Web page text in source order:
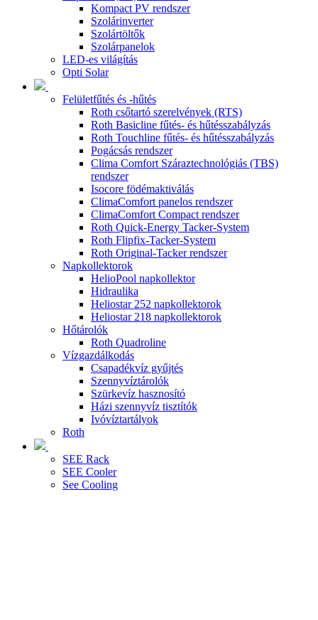
Kompact PV rendszer
Szolárinverter
Szolártöltők
Szolárpanelok
LED-es világítás
Opti Solar
Felületfűtés és -hűtés
Roth csőtartó szerelvények (RTS)
Roth Basicline fűtés- és hűtésszabályzás
Roth Touchline fűtés- és hűtésszabályzás
Pogácsás rendszer
Clima Comfort Száraztechnológiás (TBS)
rendszer
Isocore födémaktiválás
ClimaComfort panelos rendszer
ClimaComfort Compact rendszer
Roth Quick-Energy Tacker-System
Roth Flipfix-Tacker-System
Roth Original-Tacker rendszer
Napkollektorok
HelioPool napkollektor
Hidraulika
Heliostar 252 napkollektorok
Heliostar 218 napkollektorok
Hőtárolók
Roth Quadroline
Vízgazdálkodás
Csapadékvíz gyűjtés
Szennyvíztárolók
Szürkevíz hasznosító
Házi szennyvíz tisztítók
Ivóvíztartályok
Roth
SEE Rack
SEE Cooler
See Cooling